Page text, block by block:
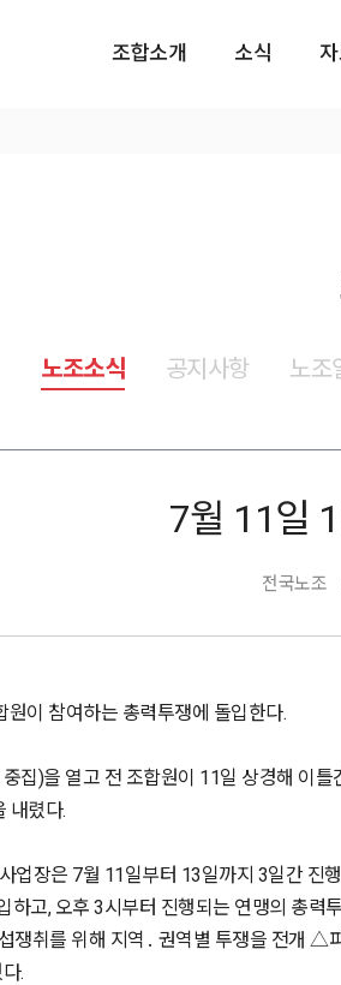
조합소개 소식
노조소식 공지사항 노조
7월 11일
전국노조
이 참여하는 총력투쟁에 돌입한다.
집)을 열고 전 조합원이 11일 상경해 이
내렸다.
업장은 7월 11일부터 13일까지 3일간
하고, 오후 3시부터 진행되는 연맹의 총
취를 위해 지역․ 권역별 투쟁을 전개 △
.